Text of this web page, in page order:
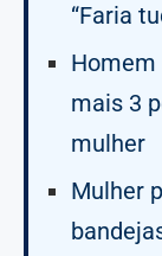
“Faria
mais 3
mulher
Mulher